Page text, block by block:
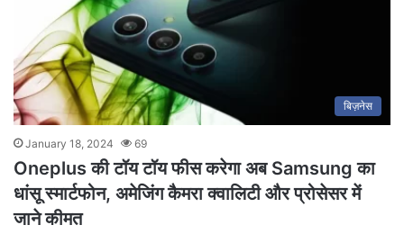
बिज़नेस
January 18, 2024 69
Oneplus की टॉय टॉय फीस करेगा अब Samsung का
धांसू स्मार्टफोन, अमेजिंग कैमरा क्वालिटी और प्रोसेसर में
जाने कीमत